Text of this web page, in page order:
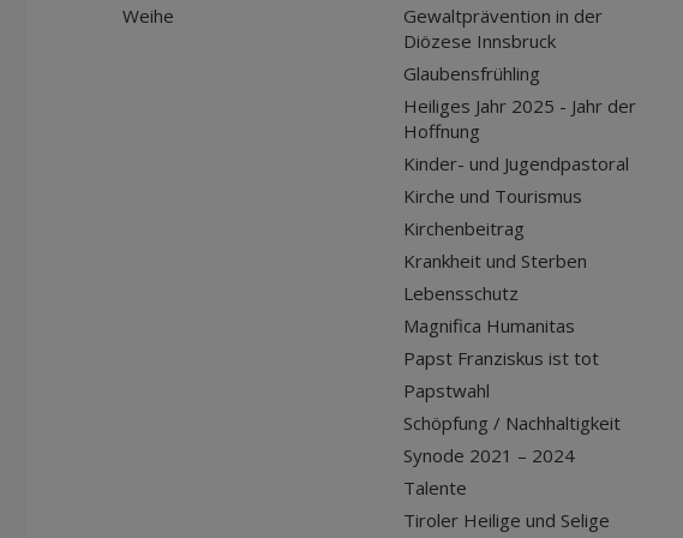
Weihe
Gewaltprävention in der
Diözese Innsbruck
Glaubensfrühling
Heiliges Jahr 2025 - Jahr der
Hoffnung
Kinder- und Jugendpastoral
Kirche und Tourismus
Kirchenbeitrag
Krankheit und Sterben
Lebensschutz
Magnifica Humanitas
Papst Franziskus ist tot
Papstwahl
Schöpfung / Nachhaltigkeit
Synode 2021 – 2024
Talente
Tiroler Heilige und Selige